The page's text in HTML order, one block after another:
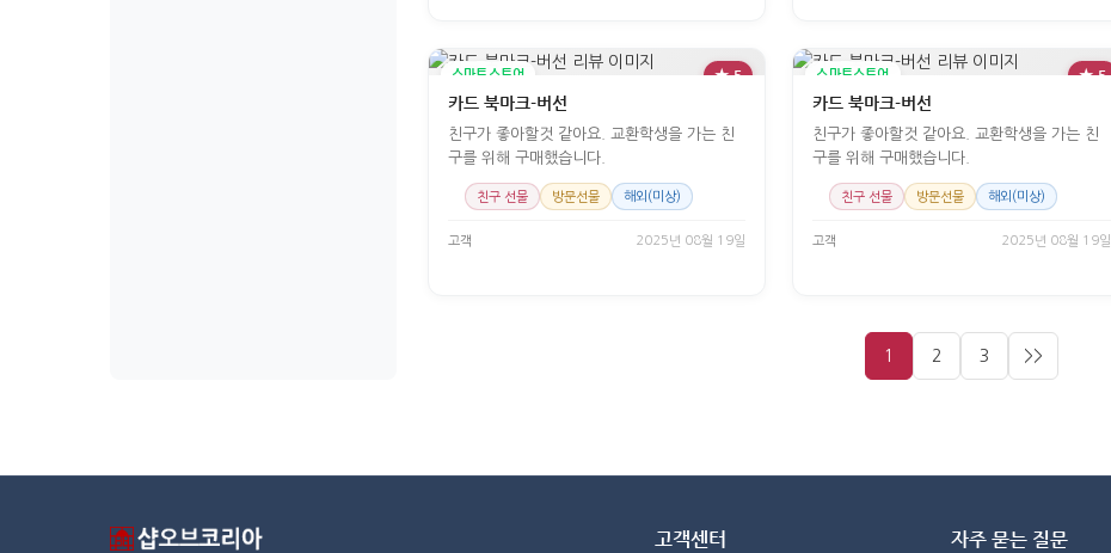
스마트스토어 ★ 5
카드 북마크-버선
친구가 좋아할것 같아요. 교환학생을 가는 친
구를 위해 구매했습니다.
친구 선물 방문선물 해외(미상)
고객 2025년 08월 19일
스마트스토어 ★ 5
카드 북마크-버선
친구가 좋아할것 같아요. 교환학생을 가는 친
구를 위해 구매했습니다.
친구 선물 방문선물 해외(미상)
고객 2025년 08월 19일
1 2 3 >>
고객센터 자주 묻는 질문